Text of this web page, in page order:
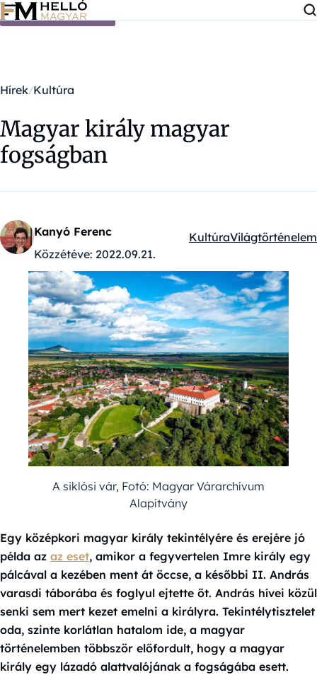
Ugrás a tartalomra
Hírek Kultúra
Magyar király magyar
fogságban
Kanyó Ferenc
Közzétéve: 2022.09.21.
Kategóriák:
KultúraVilágtörténelem
A siklósi vár, Fotó: Magyar Várarchívum
Alapítvány
Egy középkori magyar király tekintélyére és erejére jó
példa az az eset, amikor a fegyvertelen Imre király egy
pálcával a kezében ment át öccse, a későbbi II. András
varasdi táborába és foglyul ejtette őt. András hívei közül
senki sem mert kezet emelni a királyra. Tekintélytisztelet
oda, szinte korlátlan hatalom ide, a magyar
történelemben többször előfordult, hogy a magyar
király egy lázadó alattvalójának a fogságába esett.